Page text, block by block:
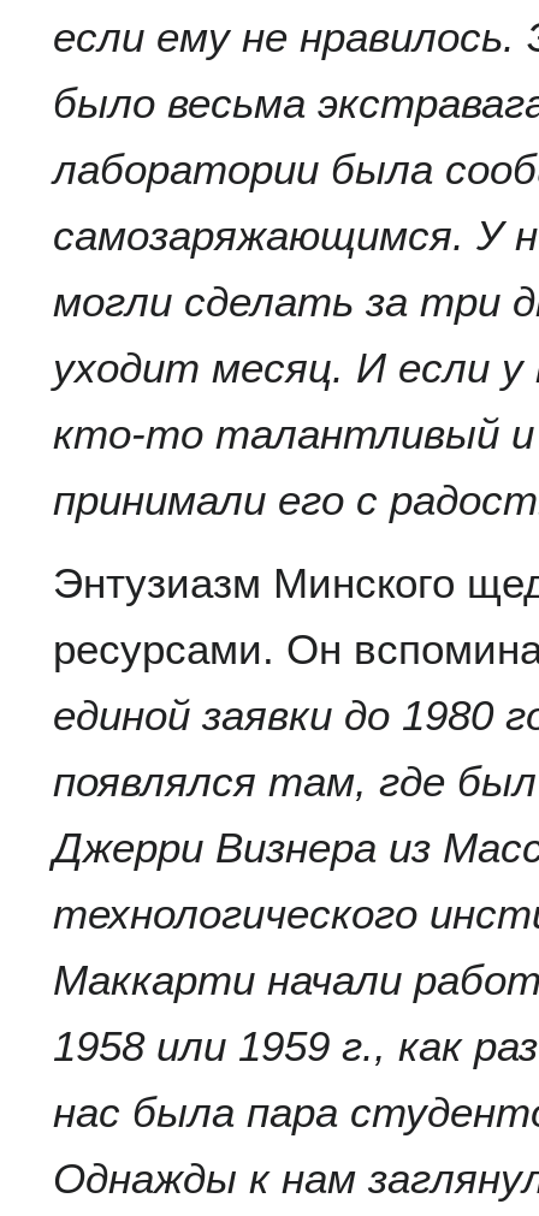
если ему не
было весьма
лаборатории была
самозаряжающимся. У
могли сделать за три
уходит месяц. И если у
кто-то талантливый
принимали его с
Энтузиазм Минского
ресурсами. Он
единой заявки до 1980
появлялся там, где
Джерри Визнера из
технологического
Маккарти начали
1958 или 1959 г., как
нас была пара
Однажды к нам